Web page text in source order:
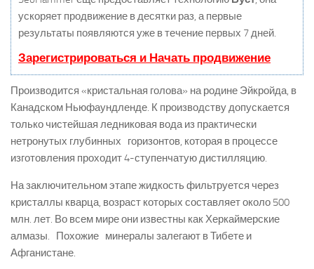
ускоряет продвижение в десятки раз, а первые
результаты появляются уже в течение первых 7 дней.
Зарегистрироваться и Начать продвижение
Производится «кристальная голова» на родине Эйкройда, в
Канадском Ньюфаундленде. К производству допускается
только чистейшая ледниковая вода из практически
нетронутых глубинных горизонтов, которая в процессе
изготовления проходит 4-ступенчатую дистилляцию.
На заключительном этапе жидкость фильтруется через
кристаллы кварца, возраст которых составляет около 500
млн. лет. Во всем мире они известны как Херкаймерские
алмазы. Похожие минералы залегают в Тибете и
Афганистане.